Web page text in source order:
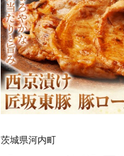
茨城県河内町